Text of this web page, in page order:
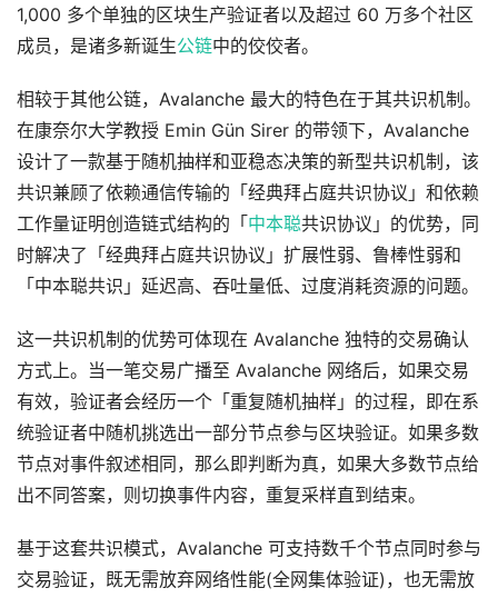
1,000 多个单独的区块生产验证者以及超过 60 万多个社区
成员，是诸多新诞生公链中的佼佼者。
相较于其他公链，Avalanche 最大的特色在于其共识机制。
在康奈尔大学教授 Emin Gün Sirer 的带领下，Avalanche
设计了一款基于随机抽样和亚稳态决策的新型共识机制，该
共识兼顾了依赖通信传输的「经典拜占庭共识协议」和依赖
工作量证明创造链式结构的「 中本聪共识协议」的优势，同
时解决了「经典拜占庭共识协议」扩展性弱、鲁棒性弱和
「中本聪共识」延迟高、吞吐量低、过度消耗资源的问题。
这一共识机制的优势可体现在 Avalanche 独特的交易确认
方式上。当一笔交易广播至 Avalanche 网络后，如果交易
有效，验证者会经历一个「重复随机抽样」的过程，即在系
统验证者中随机挑选出一部分节点参与区块验证。如果多数
节点对事件叙述相同，那么即判断为真，如果大多数节点给
出不同答案，则切换事件内容，重复采样直到结束。
基于这套共识模式，Avalanche 可支持数千个节点同时参与
交易验证，既无需放弃网络性能(全网集体验证)，也无需放